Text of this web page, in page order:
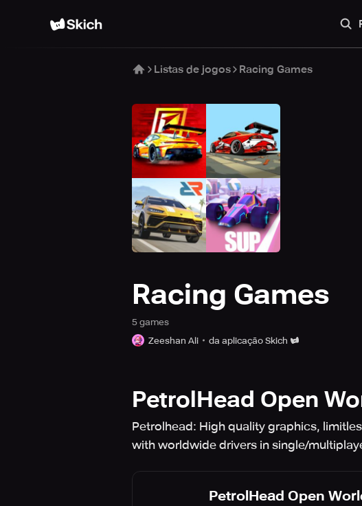
Listas de jogos Racing Games
Racing Games
5 games
Zeeshan Ali
da aplicação Skich
PetrolHead Open
Petrolhead: High quality graphics,
with worldwide drivers in single/
PetrolHead Open